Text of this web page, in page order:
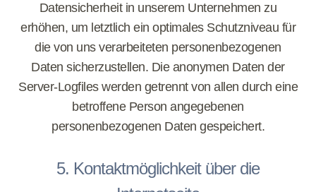
Datensicherheit in unserem Unternehmen zu
erhöhen, um letztlich ein optimales Schutzniveau für
die von uns verarbeiteten personenbezogenen
Daten sicherzustellen. Die anonymen Daten der
Server-Logfiles werden getrennt von allen durch eine
betroffene Person angegebenen
personenbezogenen Daten gespeichert.
5. Kontaktmöglichkeit über die